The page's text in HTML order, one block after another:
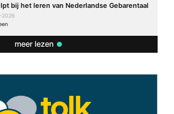
bij het leren van Nederlandse Gebarentaal
2026
meer lezen